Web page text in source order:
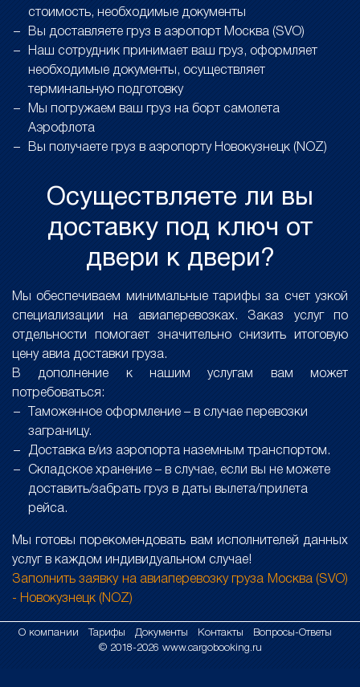
стоимость, необходимые документы
Вы доставляете груз в аэропорт Москва (SVO)
Наш сотрудник принимает ваш груз, оформляет
необходимые документы, осуществляет
терминальную подготовку
Мы погружаем ваш груз на борт самолета
Аэрофлота
Вы получаете груз в аэропорту Новокузнецк (NOZ)
Осуществляете ли вы
доставку под ключ от
двери к двери?
Мы обеспечиваем минимальные тарифы за счет узкой
специализации на авиаперевозках. Заказ услуг по
отдельности помогает значительно снизить итоговую
цену авиа доставки груза.
В дополнение к нашим услугам вам может
потребоваться:
Таможенное оформление – в случае перевозки
заграницу.
Доставка в/из аэропорта наземным транспортом.
Складское хранение – в случае, если вы не можете
доставить/забрать груз в даты вылета/прилета
рейса.
Мы готовы порекомендовать вам исполнителей данных
услуг в каждом индивидуальном случае!
Заполнить заявку на авиаперевозку груза Москва (SVO)
- Новокузнецк (NOZ)
О компании Тарифы Документы Контакты
Вопросы-Ответы
© 2018-2026 www.cargobooking.ru